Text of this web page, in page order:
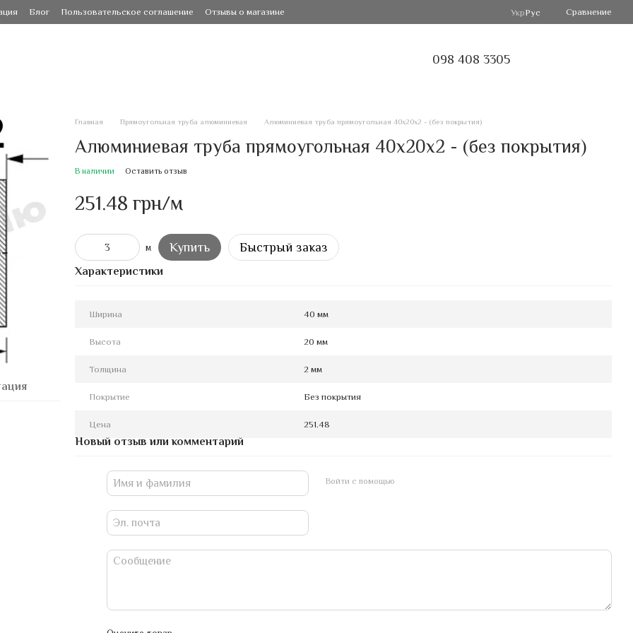
Блог Пользовательское соглашение Отзывы о магазине УкрРус Сравнение
098 408 3305
Главная Прямоугольная труба алюминиевая Алюминиевая труба прямоугольная 40х20х2 - (без покрытия)
Алюминиевая труба прямоугольная 40х20х2 - (без покрытия)
В наличии Оставить отзыв
251.48 грн/м
м Купить Быстрый заказ
Характеристики
Ширина 40 мм
Высота 20 мм
Толщина 2 мм
Покрытие Без покрытия
Цена 251.48
Новый отзыв или комментарий
Войти с помощью